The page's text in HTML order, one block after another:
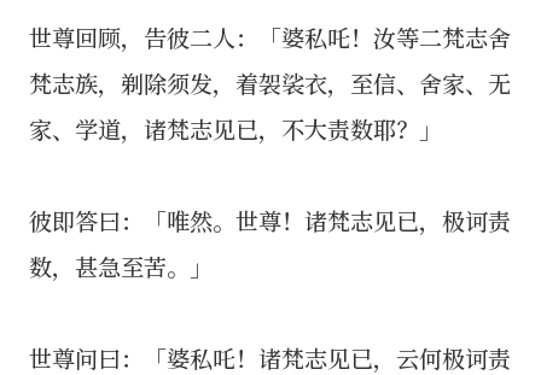
世尊回顾，告彼二人：「婆私吒！汝等二梵志舍
梵志族，剃除须发，着袈裟衣，至信、舍家、无
家、学道，诸梵志见已，不大责数耶？」
彼即答曰：「唯然。世尊！诸梵志见已，极诃责
数，甚急至苦。」
世尊问曰：「婆私吒！诸梵志见已，云何极诃责